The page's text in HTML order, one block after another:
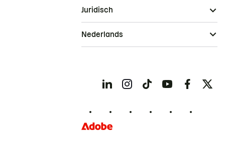
Juridisch
Nederlands